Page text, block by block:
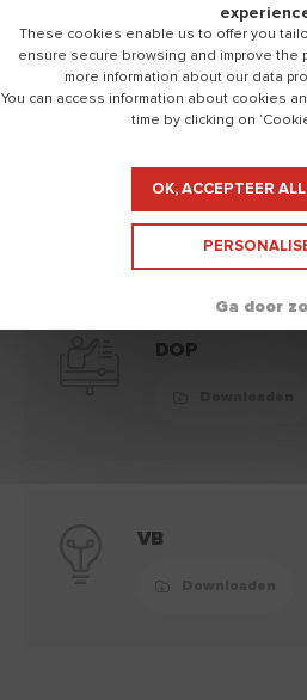
Technische
Downloaden
DOP
VB
These cookies enable us to offer you
ensure secure browsing and improve the
more information about our data
You can access information about cookies
time by clicking on
OK, ACCEPTEER